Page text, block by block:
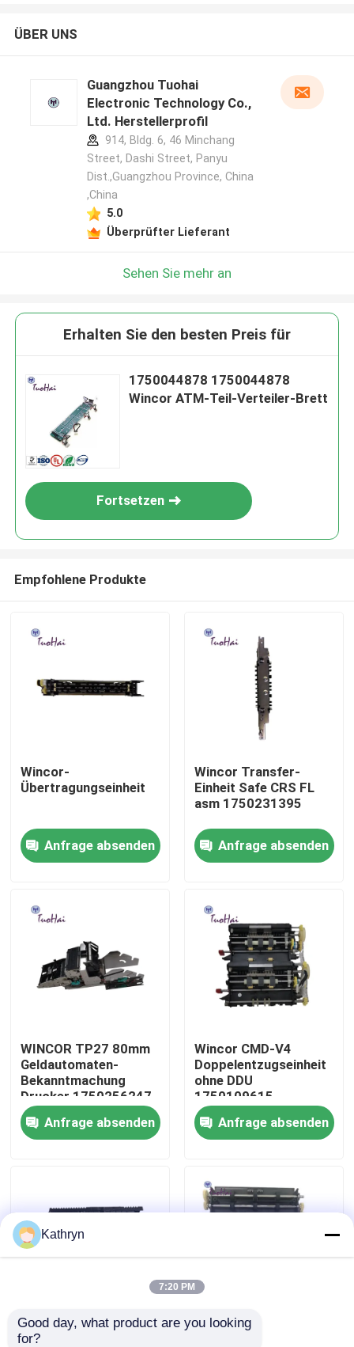
Über uns
Qualitätskontrolle
Treten Sie mit uns in Verbindung
ATM-Maschinenteile
wincor ATM-Teile
ÜBER UNS
Guangzhou Tuohai
Electronic Technology Co.,
Ltd. Herstellerprofil
914, Bldg. 6, 46 Minchang
Street, Dashi Street, Panyu
Dist.,Guangzhou Province, China
,China
5.0
Überprüfter Lieferant
Sehen Sie mehr an
Erhalten Sie den besten Preis für
1750044878 1750044878
Wincor ATM-Teil-Verteiler-Brett
Fortsetzen
Empfohlene Produkte
Wincor-
Übertragungseinheit
Anfrage absenden
Wincor Transfer-
Einheit Safe CRS FL
asm 1750231395
Anfrage absenden
WINCOR TP27 80mm
Geldautomaten-
Bekanntmachung
Drucker 1750256247
Anfrage absenden
Wincor CMD-V4
Doppelentzugseinheit
ohne DDU
1750109615
Anfrage absenden
ATM-Maschinenteile
01750200435
Wincor ATM Teile
Kathryn
7:20 PM
Good day, what product are you looking
for?